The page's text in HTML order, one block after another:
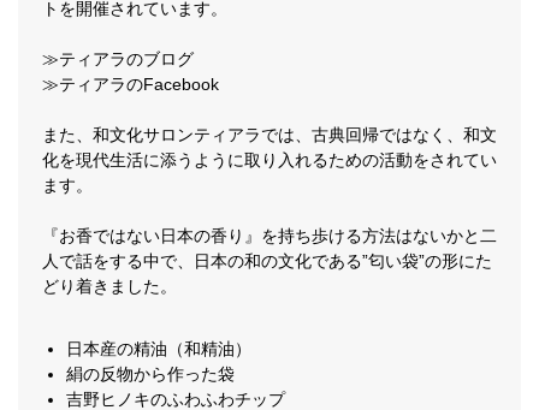
トを開催されています。
≫ティアラのブログ
≫ティアラのFacebook
また、和文化サロンティアラでは、古典回帰ではなく、和文
化を現代生活に添うように取り入れるための活動をされてい
ます。
『お香ではない日本の香り』を持ち歩ける方法はないかと二
人で話をする中で、日本の和の文化である”匂い袋”の形にた
どり着きました。
日本産の精油（和精油）
絹の反物から作った袋
吉野ヒノキのふわふわチップ